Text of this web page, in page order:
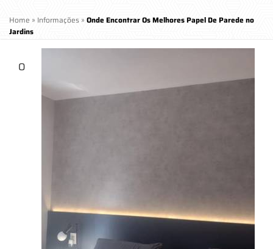
Home » Informações » Onde Encontrar Os Melhores Papel De Parede no
Jardins
O